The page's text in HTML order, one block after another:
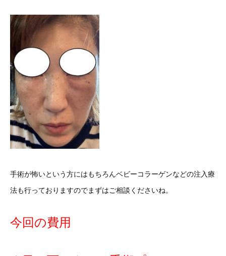
手術が怖いという方にはもちろんベビーコラーゲンなどの注入療
法も行っておりますのでまずはご相談くださいね。
今回の費用